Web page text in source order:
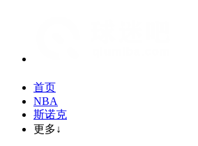
首页
NBA
斯诺克
更多↓